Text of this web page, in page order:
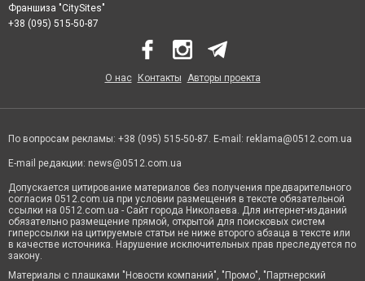
Франшиза "CitySites"
+38 (095) 515-50-87
О нас Контакты Авторы проекта
По вопросам рекламы: +38 (095) 515-50-87. E-mail: reklama@0512.com.ua
E-mail редакции: news@0512.com.ua
Допускается цитирование материалов без получения предварительного
согласия 0512.com.ua при условии размещения в тексте обязательной
ссылки на 0512.com.ua - Сайт города Николаева. Для интернет-изданий
обязательно размещение прямой, открытой для поисковых систем
гиперссылки на цитируемые статьи не ниже второго абзаца в тексте или
в качестве источника. Нарушение исключительных прав преследуется по
закону.
Материалы с плашками "Новости компаний", "Промо", "Партнерский